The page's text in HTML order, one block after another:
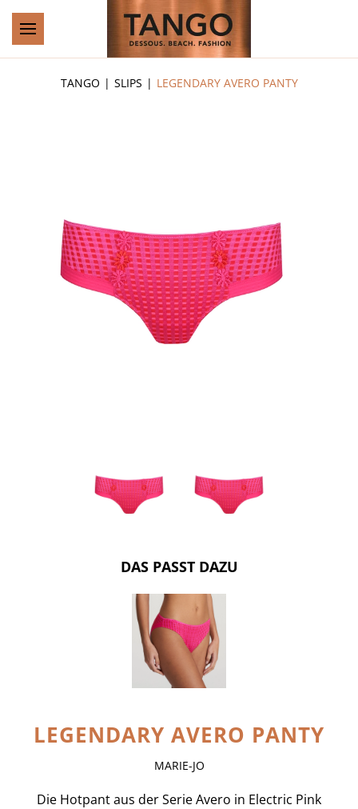
Zum Hauptinhalt springen
TANGO SLIPS LEGENDARY AVERO PANTY
DAS PASST DAZU
LEGENDARY AVERO PANTY
MARIE-JO
Die Hotpant aus der Serie Avero in Electric Pink